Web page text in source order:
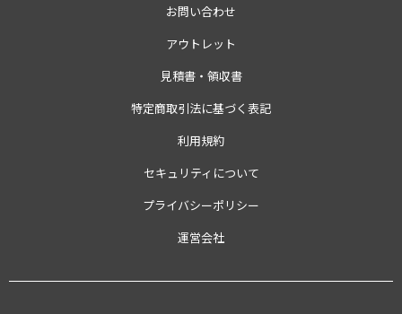
お問い合わせ
アウトレット
見積書・領収書
特定商取引法に基づく表記
利用規約
セキュリティについて
プライバシーポリシー
運営会社